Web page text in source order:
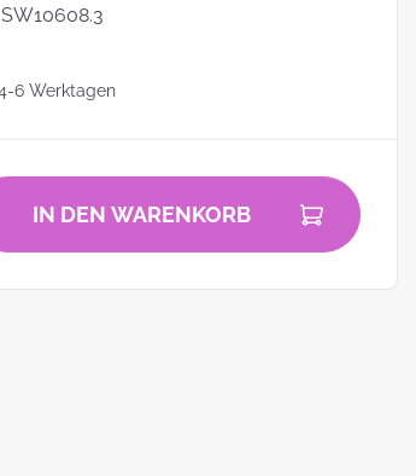
SW10608.3
6 Werktagen
IN DEN WARENKORB